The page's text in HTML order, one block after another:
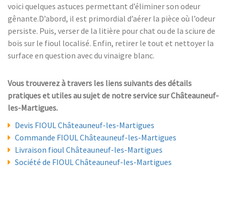
voici quelques astuces permettant d’éliminer son odeur
gênante.D’abord, il est primordial d’aérer la pièce où l’odeur
persiste. Puis, verser de la litière pour chat ou de la sciure de
bois sur le fioul localisé. Enfin, retirer le tout et nettoyer la
surface en question avec du vinaigre blanc.
Vous trouverez à travers les liens suivants des détails
pratiques et utiles au sujet de notre service sur Châteauneuf-
les-Martigues.
Devis FIOUL Châteauneuf-les-Martigues
Commande FIOUL Châteauneuf-les-Martigues
Livraison fioul Châteauneuf-les-Martigues
Société de FIOUL Châteauneuf-les-Martigues